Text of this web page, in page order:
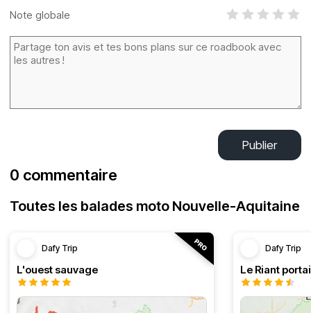
Note globale
Publier
0 commentaire
Toutes les balades moto Nouvelle-Aquitaine
Dafy Trip
L'ouest sauvage
Dafy Trip
Le Riant